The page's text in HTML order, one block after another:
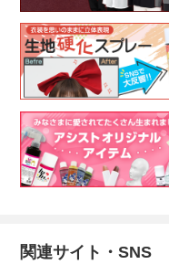
関連サイト・SNS